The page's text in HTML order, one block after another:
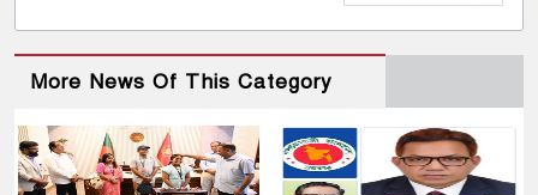
More News Of This Category